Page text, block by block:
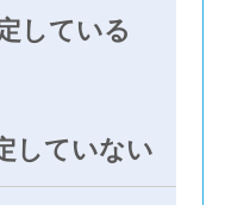
している
していない